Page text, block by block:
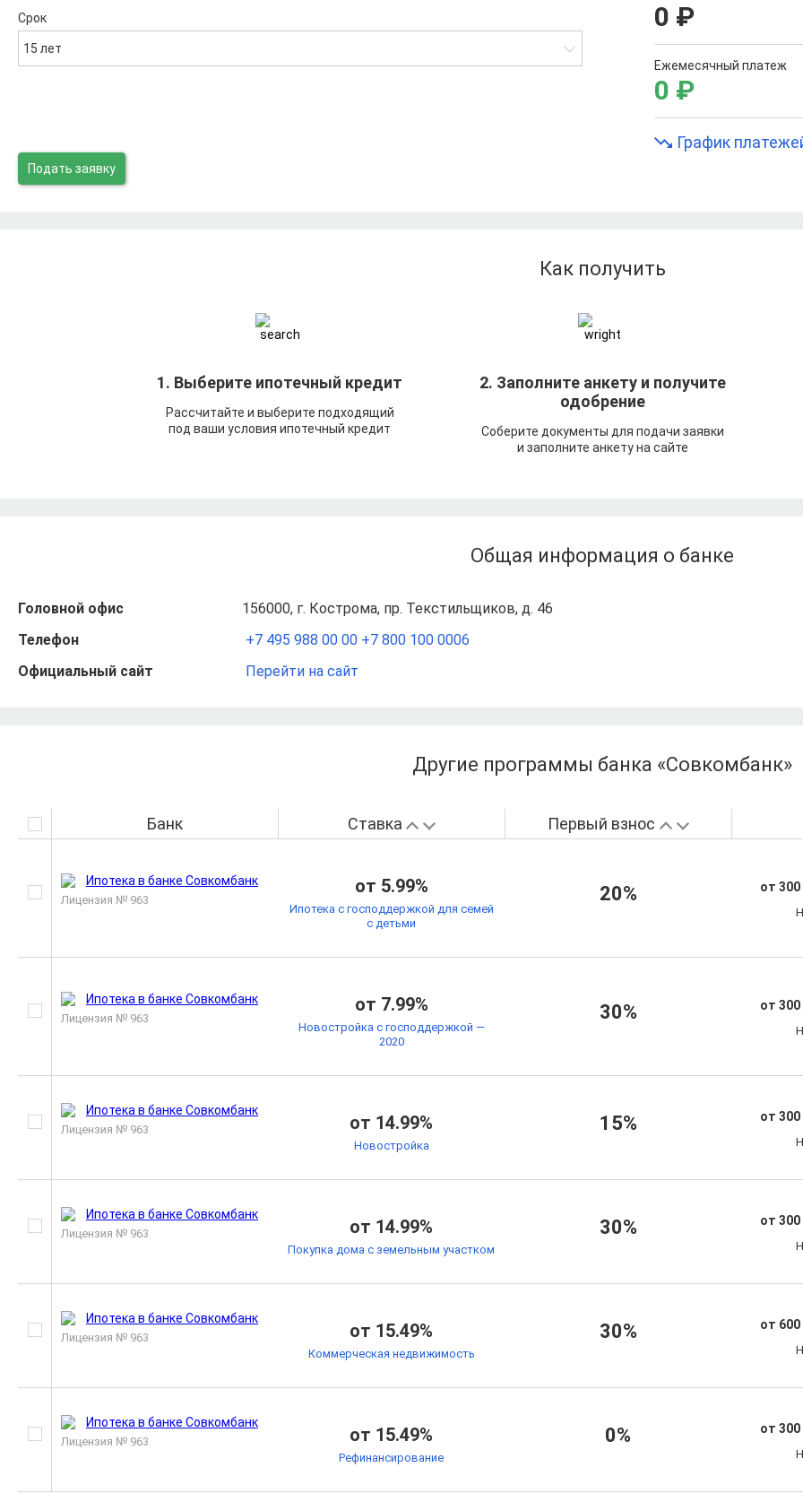
Срок
15 лет
0 ₽
Ежемесячный платеж
0 ₽
График
Подать заявку
Как получить
1. Выберите ипотечный кредит
Рассчитайте и выберите подходящий
под ваши условия ипотечный кредит
2. Заполните анкету и получите
одобрение
Соберите документы для подачи заявки
и заполните анкету на сайте
Общая информация о банке
Головной офис
156000, г. Кострома, пр. Текстильщиков, д. 46
Телефон
+7 495 988 00 00 +7 800 100 0006
Официальный сайт
Перейти на сайт
Другие программы банка «Совкомбанк»
Банк Ставка Первый взнос
Лицензия № 963
от 5.99%
Ипотека с господдержкой для семей
с детьми
20% от 300
Лицензия № 963
от 7.99%
Новостройка с господдержкой —
2020
30% от 300
Лицензия № 963 от 14.99%
Новостройка
15% от 300
Лицензия № 963 от 14.99%
Покупка дома с земельным участком
30% от 300
Лицензия № 963 от 15.49%
Коммерческая недвижимость
30% от 600
Лицензия № 963 от 15.49%
Рефинансирование
0% от 300